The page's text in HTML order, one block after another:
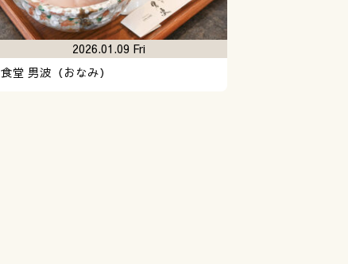
食堂 男波（おなみ）
2026.01.09 Fri